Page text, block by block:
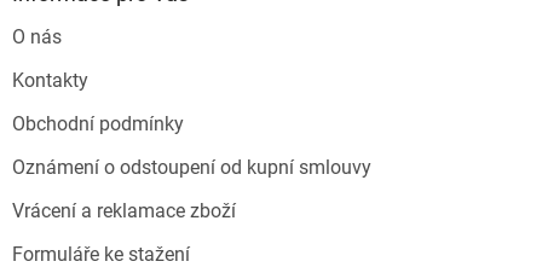
O nás
Kontakty
Obchodní podmínky
Oznámení o odstoupení od kupní smlouvy
Vrácení a reklamace zboží
Formuláře ke stažení